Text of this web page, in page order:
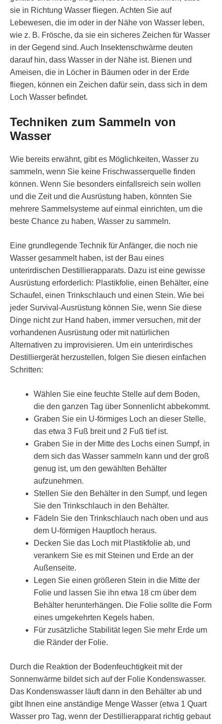
sie in Richtung Wasser fliegen. Achten Sie auf
Lebewesen, die im oder in der Nähe von Wasser leben,
wie z. B. Frösche, da sie ein sicheres Zeichen für Wasser
in der Gegend sind. Auch Insektenschwärme deuten
darauf hin, dass Wasser in der Nähe ist. Bienen und
Ameisen, die in Löcher in Bäumen oder in der Erde
fliegen, können ein Zeichen dafür sein, dass sich in dem
Loch Wasser befindet.
Techniken zum Sammeln von
Wasser
Wie bereits erwähnt, gibt es Möglichkeiten, Wasser zu
sammeln, wenn Sie keine Frischwasserquelle finden
können. Wenn Sie besonders einfallsreich sein wollen
und die Zeit und die Ausrüstung haben, könnten Sie
mehrere Sammelsysteme auf einmal einrichten, um die
beste Chance zu haben, Wasser zu sammeln.
Eine grundlegende Technik für Anfänger, die noch nie
Wasser gesammelt haben, ist der Bau eines
unterirdischen Destillierapparats. Dazu ist eine gewisse
Ausrüstung erforderlich: Plastikfolie, einen Behälter, eine
Schaufel, einen Trinkschlauch und einen Stein. Wie bei
jeder Survival-Ausrüstung können Sie, wenn Sie diese
Dinge nicht zur Hand haben, immer versuchen, mit der
vorhandenen Ausrüstung oder mit natürlichen
Alternativen zu improvisieren. Um ein unterirdisches
Destilliergerät herzustellen, folgen Sie diesen einfachen
Schritten:
Wählen Sie eine feuchte Stelle auf dem Boden,
die den ganzen Tag über Sonnenlicht abbekommt.
Graben Sie ein U-förmiges Loch an dieser Stelle,
das etwa 3 Fuß breit und 2 Fuß tief ist.
Graben Sie in der Mitte des Lochs einen Sumpf, in
dem sich das Wasser sammeln kann und der groß
genug ist, um den gewählten Behälter
aufzunehmen.
Stellen Sie den Behälter in den Sumpf, und legen
Sie den Trinkschlauch in den Behälter.
Fädeln Sie den Trinkschlauch nach oben und aus
dem U-förmigen Hauptloch heraus.
Decken Sie das Loch mit Plastikfolie ab, und
verankern Sie es mit Steinen und Erde an der
Außenseite.
Legen Sie einen größeren Stein in die Mitte der
Folie und lassen Sie ihn etwa 18 cm über dem
Behälter herunterhängen. Die Folie sollte die Form
eines umgekehrten Kegels haben.
Für zusätzliche Stabilität legen Sie mehr Erde um
die Ränder der Folie.
Durch die Reaktion der Bodenfeuchtigkeit mit der
Sonnenwärme bildet sich auf der Folie Kondenswasser.
Das Kondenswasser läuft dann in den Behälter ab und
gibt Ihnen eine anständige Menge Wasser (etwa 1 Quart
Wasser pro Tag, wenn der Destillierapparat richtig gebaut